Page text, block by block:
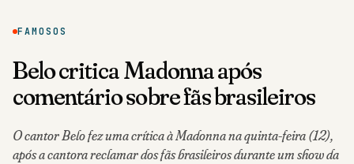
FAMOSOS
Belo critica Madonna após
comentário sobre fãs brasileiros
O cantor Belo fez uma crítica à Madonna na quinta-feira (12),
após a cantora reclamar dos fãs brasileiros durante um show da